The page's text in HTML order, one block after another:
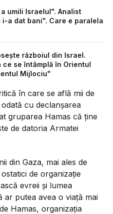
umili Israelul". Analist
a dat bani". Care e paralela
războiul din Israel.
se întâmplă în Orientul
Mijlociu"
în care se află mii de
cu declanșarea
gruparea Hamas că ține
de datoria Armatei
din Gaza, mai ales de
de organizație
evreii și lumea
ar putea avea o viață mai
Hamas, organizația